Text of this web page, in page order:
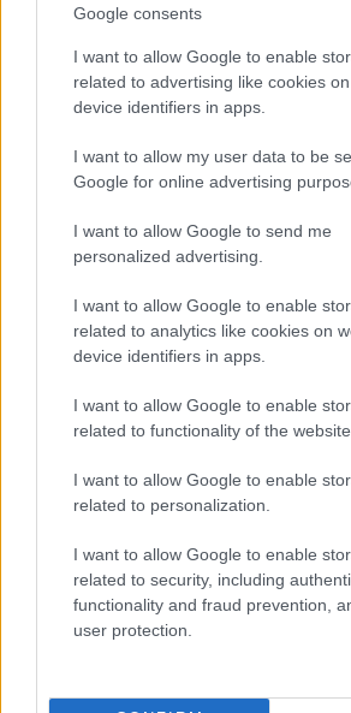
Google consents
I want to allow Google to enable
related to advertising like cookies
device identifiers in apps.
I want to allow my user data to be
Google for online advertising
I want to allow Google to send me
personalized advertising.
I want to allow Google to enable
related to analytics like cookies on
device identifiers in apps.
I want to allow Google to enable
related to functionality of the
I want to allow Google to enable
related to personalization.
I want to allow Google to enable
related to security, including
functionality and fraud prevention,
user protection.
Több mint harminc filmben és
szerepelt, ezek közül talán a
erotika című bohózata. Az egyik
magyar filmben a vidéki ládagyár
kukkoló és ezt a lehetőséget
biztosító üzemvezetőjét alakította
groteszkül. Rajhona Ádám sokáig
foglalkoztatott szinkronszínész
már nem vállal szinkronszerepet,
is kölcsönözte hangját olyan
Tommy Lee Jones, Gene
vagy Morgan Freeman.
tüntették ki, ugyanebben az